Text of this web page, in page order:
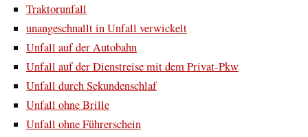
Traktorunfall
unangeschnallt in Unfall verwickelt
Unfall auf der Autobahn
Unfall auf der Dienstreise mit dem Privat-Pkw
Unfall durch Sekundenschlaf
Unfall ohne Brille
Unfall ohne Führerschein